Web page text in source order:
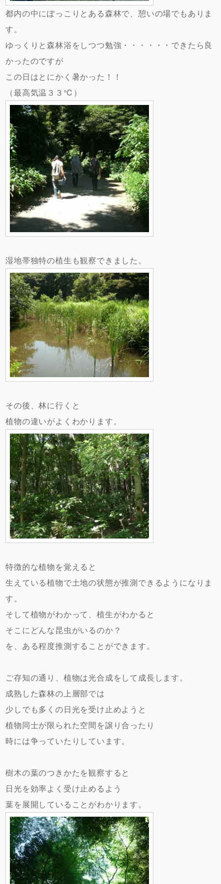
都内の中にぽっこりとある森林で、憩いの場でもありま
す。
ゆっくりと森林浴をしつつ勉強・・・・・・できたら良
かったのですが
この日はとにかく暑かった！！
（最高気温３３℃）
湿地帯独特の植生も観察できました。
その後、林に行くと
植物の違いがよくわかります。
特徴的な植物を覚えると
生えている植物で土地の状態が推測できるようになりま
す。
そして植物がわかって、植生がわかると
そこにどんな昆虫がいるのか？
を、ある程度推測することができます。
ご存知の通り、植物は光合成をして成長します。
成熟した森林の上層部では
少しでも多くの日光を受け止めようと
植物同士が限られた空間を譲り合ったり
時には争っていたりしています。
樹木の葉のつきかたを観察すると
日光を効率よく受け止めるよう
葉を展開していることがわかります。